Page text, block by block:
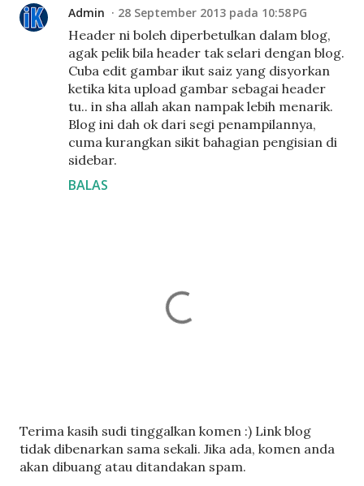
Admin 28 September 2013 pada 10:58 PG
Header ni boleh diperbetulkan dalam blog,
agak pelik bila header tak selari dengan blog.
Cuba edit gambar ikut saiz yang disyorkan
ketika kita upload gambar sebagai header
tu.. in sha allah akan nampak lebih menarik.
Blog ini dah ok dari segi penampilannya,
cuma kurangkan sikit bahagian pengisian di
sidebar.
BALAS
C
a
t
Terima kasih sudi tinggalkan komen :) Link blog
tidak dibenarkan sama sekali. Jika ada, komen anda
akan dibuang atau ditandakan spam.